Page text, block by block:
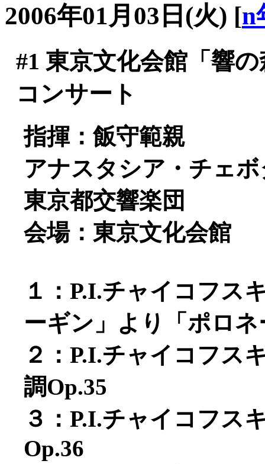
2006年01月03日(火) [n
#1 東京文化会館「響
コンサート
指揮：飯守範親
アナスタシア・チェ
東京都交響楽団
会場：東京文化会館
１：P.I.チャイコフ
ーギン」より「ポロネ
２：P.I.チャイコフ
調Op.35
３：P.I.チャイコフス
Op.36